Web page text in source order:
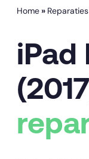
Home » Reparaties
iPad